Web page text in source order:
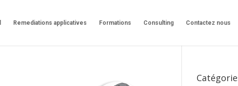
Remediations applicatives Formations Consulting Contactez nous